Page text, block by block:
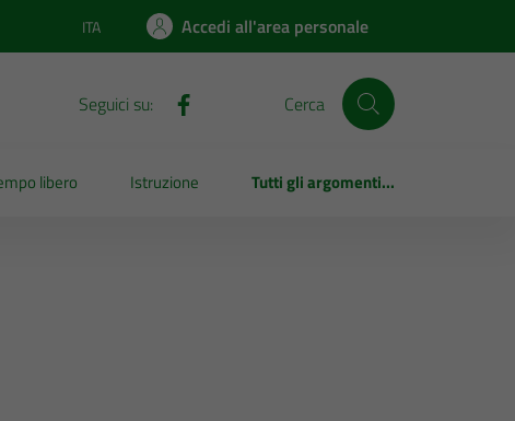
Lingua attiva:
ITA Accedi all'area personale
Seguici su: Cerca
libero Istruzione Tutti gli argomenti...